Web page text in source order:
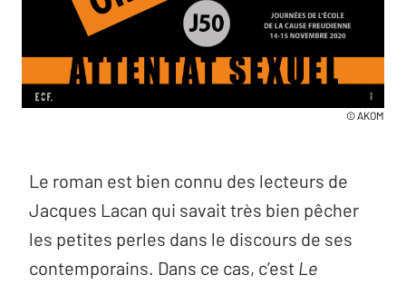
© AKOM
Le roman est bien connu des lecteurs de
Jacques Lacan qui savait très bien pêcher
les petites perles dans le discours de ses
contemporains. Dans ce cas, c’est Le